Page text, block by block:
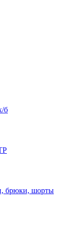
б
брюки, шорты